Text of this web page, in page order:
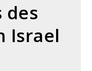
des
Israel